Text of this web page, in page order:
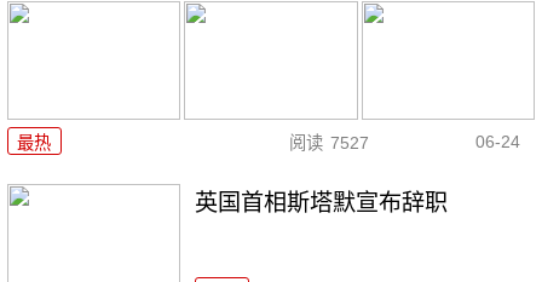
最热 阅读 7527 06-24
英国首相斯塔默宣布辞职